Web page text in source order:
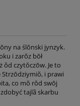
na ślōnski jynzyk.
i zarŏz bōł
czytŏczōw. Je to
Strzōdziymiŏ, i prawi
co mŏ rŏd swōj
tajlã skarbu